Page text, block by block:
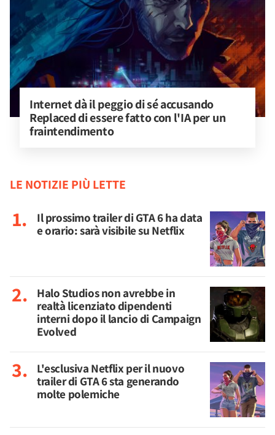
Internet dà il peggio di sé accusando
Replaced di essere fatto con l'IA per un
fraintendimento
LE NOTIZIE PIÙ LETTE
Il prossimo trailer di GTA 6 ha data
e orario: sarà visibile su Netflix
Halo Studios non avrebbe in
realtà licenziato dipendenti
interni dopo il lancio di Campaign
Evolved
L'esclusiva Netflix per il nuovo
trailer di GTA 6 sta generando
molte polemiche